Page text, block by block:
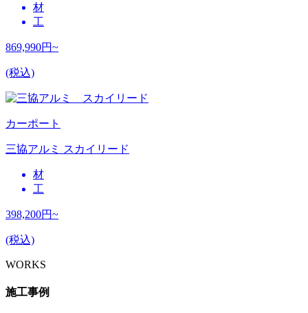
材
工
869,990円~
(税込)
カーポート
三協アルミ スカイリード
材
工
398,200円~
(税込)
WORKS
施工事例